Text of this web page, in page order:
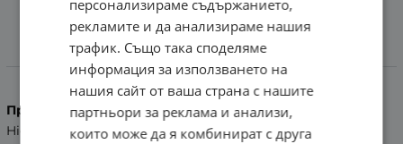
Характеристики
Производител
Hightone
персонализираме съдържанието,
рекламите и да анализираме нашия
трафик. Също така споделяме
информация за използването на
нашия сайт от ваша страна с нашите
партньори за реклама и анализи,
които може да я комбинират с друга